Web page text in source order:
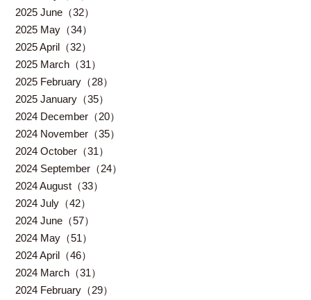
2025 June（32）
2025 May（34）
2025 April（32）
2025 March（31）
2025 February（28）
2025 January（35）
2024 December（20）
2024 November（35）
2024 October（31）
2024 September（24）
2024 August（33）
2024 July（42）
2024 June（57）
2024 May（51）
2024 April（46）
2024 March（31）
2024 February（29）